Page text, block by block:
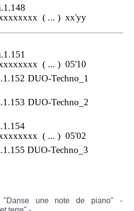
( ... ) xx'yy
( ... ) 05'10
DUO-Techno_1
DUO-Techno_2
( ... ) 05'02
DUO-Techno_3
une note de piano" -